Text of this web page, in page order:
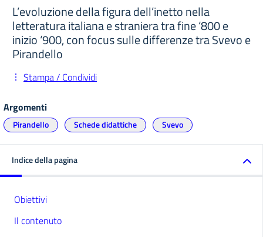
L’evoluzione della figura dell’inetto nella
letteratura italiana e straniera tra fine ‘800 e
inizio ‘900, con focus sulle differenze tra Svevo e
Pirandello
Stampa / Condividi
Argomenti
Pirandello Schede didattiche Svevo
Indice della pagina
Obiettivi
Il contenuto